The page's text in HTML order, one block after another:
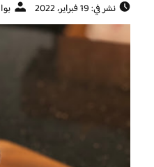
نشر في: 19 فبراير، 2022